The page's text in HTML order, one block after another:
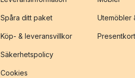
Spåra ditt paket
Köp- & leveransvillkor
Säkerhetspolicy
Cookies
Utemöbler
Presentkort